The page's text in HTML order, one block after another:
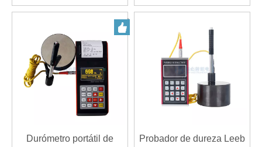
de color G DL C sondas
diseño de mano
Durómetro portátil de
Probador de dureza Leeb